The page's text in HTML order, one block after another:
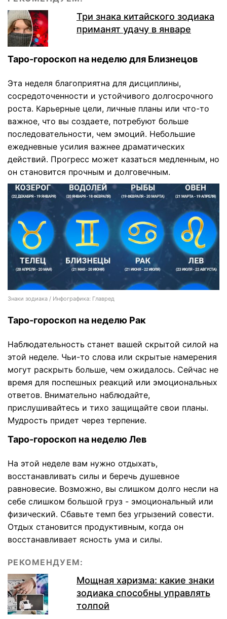
Три знака китайского зодиака
приманят удачу в январе
Таро-гороскоп на неделю для Близнецов
Эта неделя благоприятна для дисциплины,
сосредоточенности и устойчивого долгосрочного
роста. Карьерные цели, личные планы или что-то
важное, что вы создаете, потребуют больше
последовательности, чем эмоций. Небольшие
ежедневные усилия важнее драматических
действий. Прогресс может казаться медленным, но
он становится прочным и долговечным.
Знаки зодиака / Инфографика: Главред
Таро-гороскоп на неделю Рак
Наблюдательность станет вашей скрытой силой на
этой неделе. Чьи-то слова или скрытые намерения
могут раскрыть больше, чем ожидалось. Сейчас не
время для поспешных реакций или эмоциональных
ответов. Внимательно наблюдайте,
прислушивайтесь и тихо защищайте свои планы.
Мудрость придет через терпение.
Таро-гороскоп на неделю Лев
На этой неделе вам нужно отдыхать,
восстанавливать силы и беречь душевное
равновесие. Возможно, вы слишком долго несли на
себе слишком большой груз - эмоциональный или
физический. Сбавьте темп без угрызений совести.
Отдых становится продуктивным, когда он
восстанавливает ясность ума и силы.
РЕКОМЕНДУЕМ:
Мощная харизма: какие знаки
зодиака способны управлять
толпой